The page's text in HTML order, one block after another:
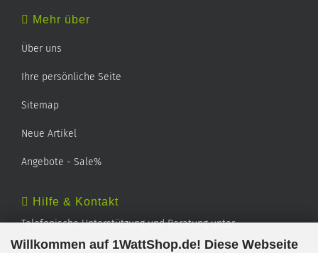
Willkommen auf 1WattShop.de! Diese Webseite
Mehr über
Über uns
Ihre persönliche Seite
Sitemap
Neue Artikel
Angebote - Sale%
Hilfe & Kontakt
Telefonische Unterstützung und Beratung unter:
TEL: 0202 - 29994539